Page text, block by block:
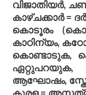
വിജാതിയര്‍,
കാഴ്ചക്കാര്‍ =
കൊടൂരം
കാഠിന്യം,
കൊണ്ടാടുക,
ആഘോഷം,